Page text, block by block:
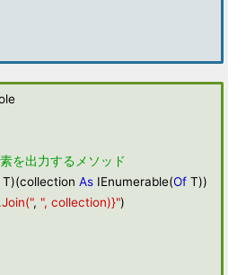
を出力するメソッド
T)(collection As IEnumerable(Of T))
, ", collection)}")